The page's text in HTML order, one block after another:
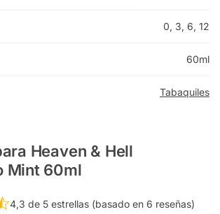
0, 3, 6, 12
60ml
Tabaquiles
Heaven & Hell
Mint 60ml
4,3 de 5 estrellas (basado en 6 reseñas)